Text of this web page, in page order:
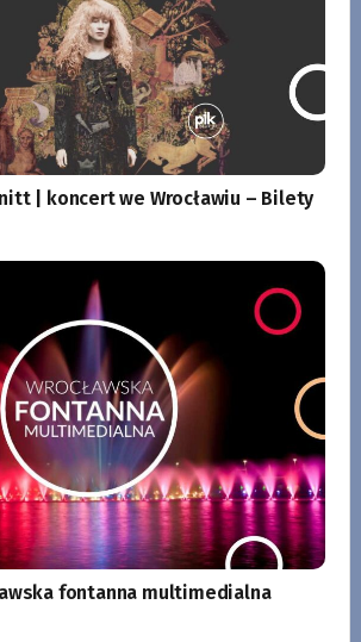
| koncert we Wrocławiu – Bilety
fontanna multimedialna